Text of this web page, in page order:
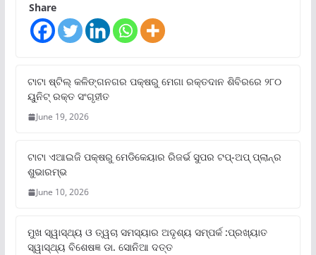
Share
ଟାଟା ଷ୍ଟିଲ୍‌ କଳିଙ୍ଗନଗର ପକ୍ଷରୁ ମେଗା ରକ୍ତଦାନ ଶିବିରରେ ୨୮୦
ୟୁନିଟ୍‌ ରକ୍ତ ସଂଗୃହୀତ
June 19, 2026
ଟାଟା ଏଆଇଜି ପକ୍ଷରୁ ମେଡିକେୟାର ରିଜର୍ଭ ସୁପର ଟପ୍‌-ଅପ୍ ପ୍ଲାନ୍‌ର
ଶୁଭାରମ୍ଭ
June 10, 2026
ମୁଖ ସ୍ୱାସ୍ଥ୍ୟ ଓ ତ୍ୱଚା ସମସ୍ୟାର ଅଦୃଶ୍ୟ ସମ୍ପର୍କ :ପ୍ରଖ୍ୟାତ
ସ୍ୱାସ୍ଥ୍ୟ ବିଶେଷଜ୍ଞ ଡା. ସୋନିଆ ଦତ୍ତ